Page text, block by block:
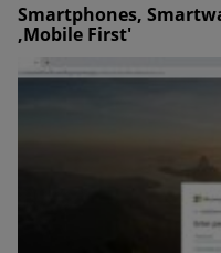
Smartphones,
,Mobile First'